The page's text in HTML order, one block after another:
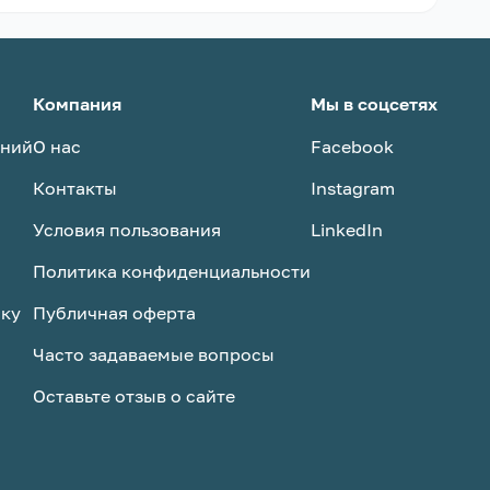
Компания
О нас
Контакты
Условия пользования
Политика конфиденциальности
Публичная оферта
Часто задаваемые вопросы
Оставьте отзыв о сайте
Мы в соцсетях
Facebook
Instagram
LinkedIn